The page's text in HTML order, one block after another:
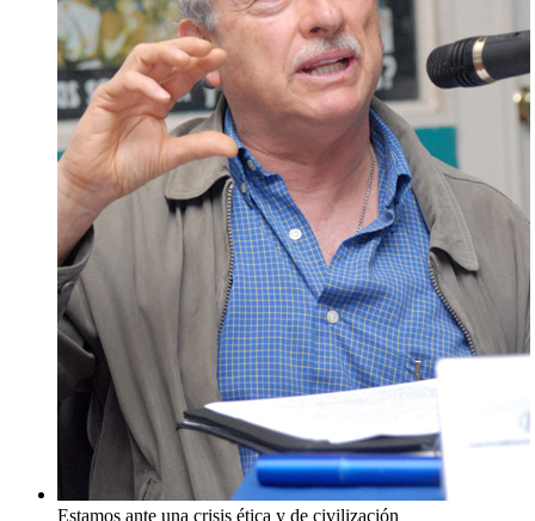
Estamos ante una crisis ética y de civilización